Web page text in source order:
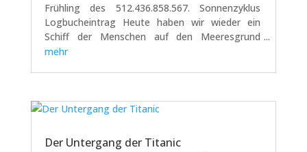
Frühling des 512.436.858.567. Sonnenzyklus
Logbucheintrag Heute haben wir wieder ein
Schiff der Menschen auf den Meeresgrund
geschickt. Es hieß anscheinend „Titanic“ und
mehr
Der Untergang der Titanic